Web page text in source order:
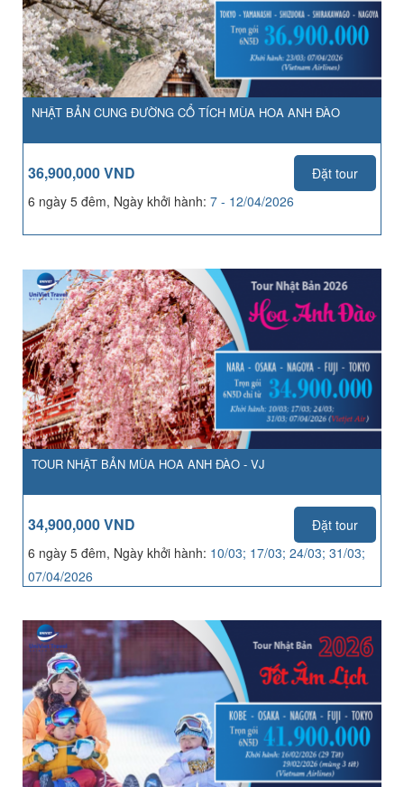
NHẬT BẢN CUNG ĐƯỜNG CỔ TÍCH MÙA HOA ANH ĐÀO
36,900,000 VND
Đặt tour
6 ngày 5 đêm, Ngày khởi hành: 7 - 12/04/2026
TOUR NHẬT BẢN MÙA HOA ANH ĐÀO - VJ
34,900,000 VND
Đặt tour
6 ngày 5 đêm, Ngày khởi hành: 10/03; 17/03; 24/03; 31/03;
07/04/2026